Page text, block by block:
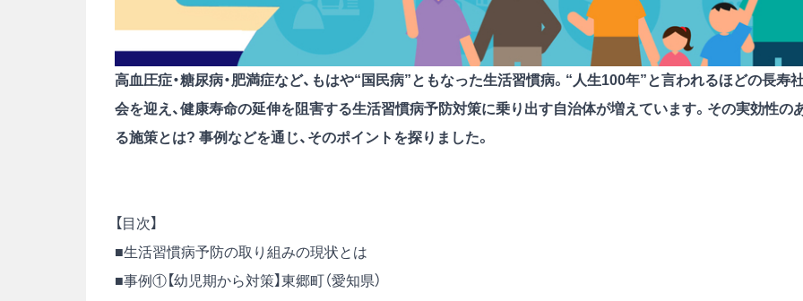
高血圧症・糖尿病・肥満症など、もはや“国民病”ともなった生活習慣病。“人生100年”と言われるほどの長寿
会を迎え、健康寿命の延伸を阻害する生活習慣病予防対策に乗り出す自治体が増えています。その実効性の
る施策とは? 事例などを通じ、そのポイントを探りました。
【目次】
■生活習慣病予防の取り組みの現状とは
■事例①【幼児期から対策】東郷町（愛知県）